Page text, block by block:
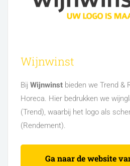
Wijnwinst
Bij Wijnwinst bieden we Trend &
Horeca. Hier bedrukken we
(Trend), waarbij het logo als
(Rendement).
Ga naar de website